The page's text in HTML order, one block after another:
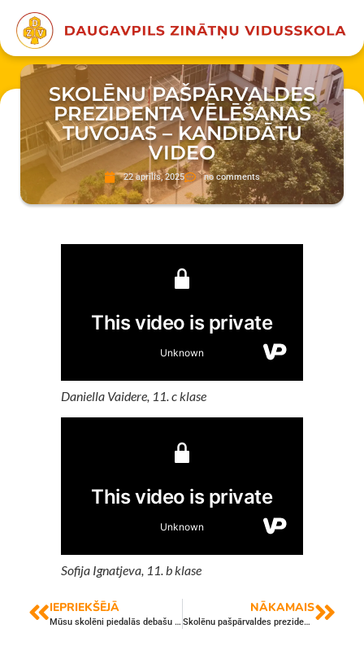
SKOLĒNU PAŠPĀRVALDES
PREZIDENTA VĒLĒŠANAS
TUVOJAS – KANDIDĀTU
VIDEO
22 aprīlis, 2025 no comments
Daniella Vaidere, 11. c klase
Sofija Ignatjeva, 11. b klase
IEPRIEKŠĒJĀ
Mūsu skolēni piedalās debašu turnīrā
NĀKAMAIS
Skolēnu pašpārvaldes prezidenta vēlēšanas tuvojas – kandidātu programmas